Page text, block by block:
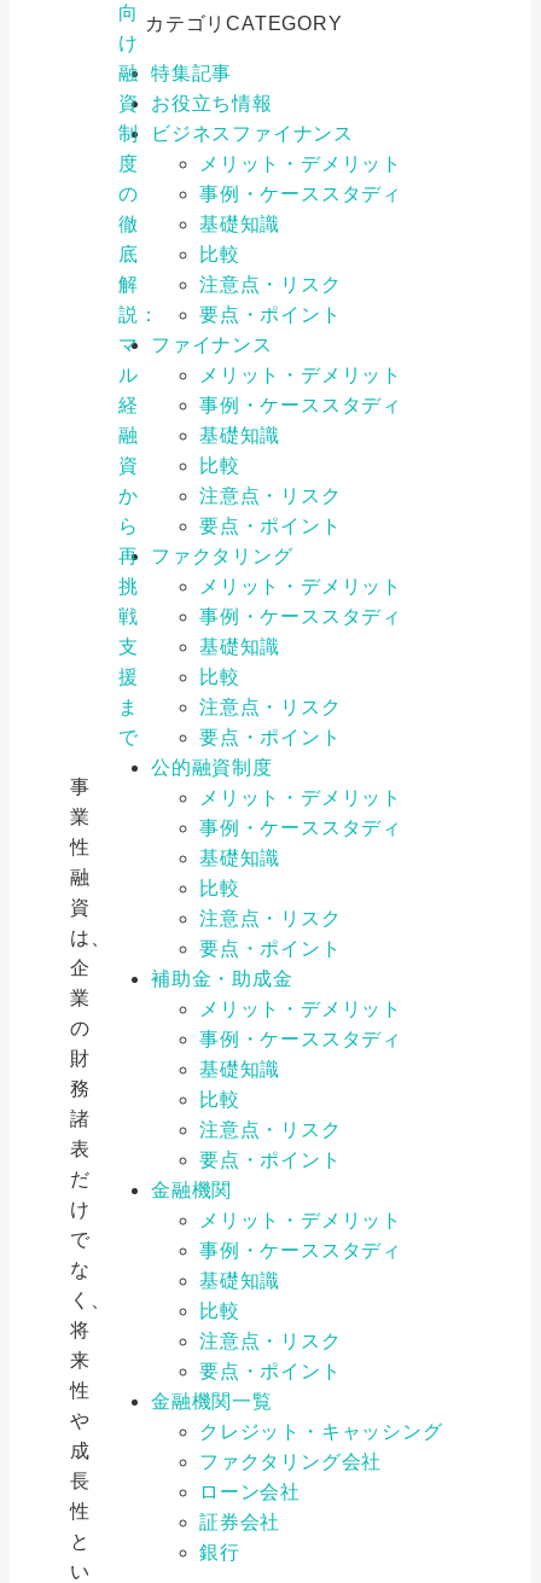
向
け
融
資
制
度
の
徹
底
解
説：
マ
ル
経
融
資
か
ら
再
挑
戦
支
援
ま
で
事
業
性
融
資
は、
企
業
の
財
務
諸
表
だ
け
で
な
く、
将
来
性
や
成
長
性
と
い
カテゴリCATEGORY
特集記事
お役立ち情報
ビジネスファイナンス
メリット・デメリット
事例・ケーススタディ
基礎知識
比較
注意点・リスク
要点・ポイント
ファイナンス
メリット・デメリット
事例・ケーススタディ
基礎知識
比較
注意点・リスク
要点・ポイント
ファクタリング
メリット・デメリット
事例・ケーススタディ
基礎知識
比較
注意点・リスク
要点・ポイント
公的融資制度
メリット・デメリット
事例・ケーススタディ
基礎知識
比較
注意点・リスク
要点・ポイント
補助金・助成金
メリット・デメリット
事例・ケーススタディ
基礎知識
比較
注意点・リスク
要点・ポイント
金融機関
メリット・デメリット
事例・ケーススタディ
基礎知識
比較
注意点・リスク
要点・ポイント
金融機関一覧
クレジット・キャッシング
ファクタリング会社
ローン会社
証券会社
銀行